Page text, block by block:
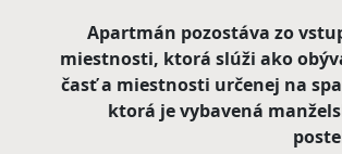
Apartmán pozostáva zo
miestnosti, ktorá slúži ako
časť a miestnosti určenej na
ktorá je vybavená